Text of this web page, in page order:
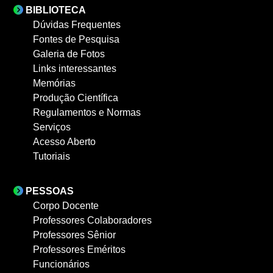
BIBLIOTECA
Dúvidas Frequentes
Fontes de Pesquisa
Galeria de Fotos
Links interessantes
Memórias
Produção Científica
Regulamentos e Normas
Serviços
Acesso Aberto
Tutoriais
PESSOAS
Corpo Docente
Professores Colaboradores
Professores Sênior
Professores Eméritos
Funcionários